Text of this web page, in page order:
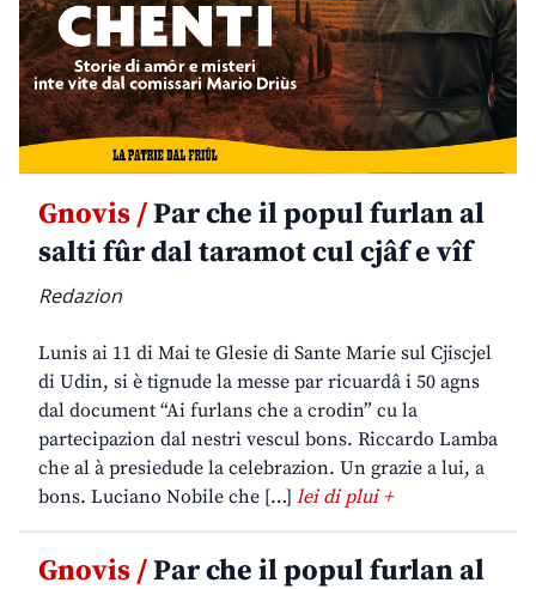
Gnovis /Par che il popul furlan al
salti fûr dal taramot cul cjâf e vîf
Redazion
Lunis ai 11 di Mai te Glesie di Sante Marie sul Cjiscjel
di Udin, si è tignude la messe par ricuardâ i 50 agns
dal document “Ai furlans che a crodin” cu la
partecipazion dal nestri vescul bons. Riccardo Lamba
che al à presiedude la celebrazion. Un grazie a lui, a
bons. Luciano Nobile che […] lei di plui +
Gnovis /Par che il popul furlan al